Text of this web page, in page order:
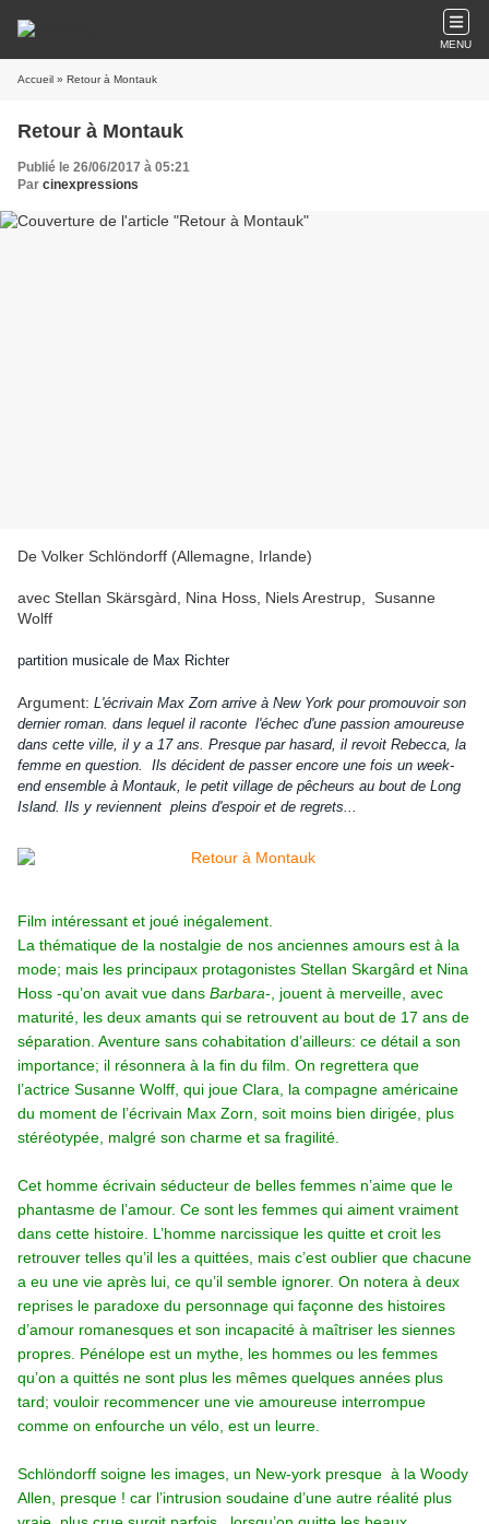
MENU
Accueil » Retour à Montauk
Retour à Montauk
Publié le 26/06/2017 à 05:21
Par cinexpressions
De Volker Schlöndorff (Allemagne, Irlande)
avec Stellan Skärsgàrd, Nina Hoss, Niels Arestrup, Susanne
Wolff
partition musicale de Max Richter
Argument: L'écrivain Max Zorn arrive à New York pour promouvoir son
dernier roman. dans lequel il raconte l'échec d'une passion amoureuse
dans cette ville, il y a 17 ans. Presque par hasard, il revoit Rebecca, la
femme en question. Ils décident de passer encore une fois un week-
end ensemble à Montauk, le petit village de pêcheurs au bout de Long
Island. Ils y reviennent pleins d'espoir et de regrets...
Film intéressant et joué inégalement.
La thématique de la nostalgie de nos anciennes amours est à la
mode; mais les principaux protagonistes Stellan Skargârd et Nina
Hoss -qu’on avait vue dans Barbara-, jouent à merveille, avec
maturité, les deux amants qui se retrouvent au bout de 17 ans de
séparation. Aventure sans cohabitation d’ailleurs: ce détail a son
importance; il résonnera à la fin du film. On regrettera que
l’actrice Susanne Wolff, qui joue Clara, la compagne américaine
du moment de l’écrivain Max Zorn, soit moins bien dirigée, plus
stéréotypée, malgré son charme et sa fragilité.
Cet homme écrivain séducteur de belles femmes n’aime que le
phantasme de l’amour. Ce sont les femmes qui aiment vraiment
dans cette histoire. L’homme narcissique les quitte et croit les
retrouver telles qu’il les a quittées, mais c’est oublier que chacune
a eu une vie après lui, ce qu’il semble ignorer. On notera à deux
reprises le paradoxe du personnage qui façonne des histoires
d’amour romanesques et son incapacité à maîtriser les siennes
propres. Pénélope est un mythe, les hommes ou les femmes
qu’on a quittés ne sont plus les mêmes quelques années plus
tard; vouloir recommencer une vie amoureuse interrompue
comme on enfourche un vélo, est un leurre.
Schlöndorff soigne les images, un New-york presque à la Woody
Allen, presque ! car l’intrusion soudaine d’une autre réalité plus